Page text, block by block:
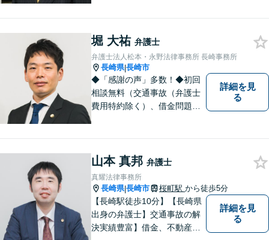
～7年合計）
堀 大祐 弁護士
弁護士法人松本・永野法律事務所 長崎事務所
長崎県|長崎市
◆「感謝の声」多数！◆初回
相談無料（交通事故（弁護士
費用特約除く）、借金問題、
詳細を見
る
山本 真邦 弁護士
真耀法律事務所
長崎県|長崎市 桜町駅 から徒歩5分
【長崎駅徒歩10分】【長崎県
出身の弁護士】交通事故の解
決実績豊富】借金、不動産、
詳細を見
る